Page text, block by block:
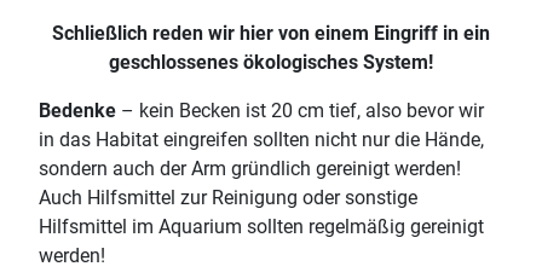
Schließlich reden wir hier von einem Eingriff in ein
geschlossenes ökologisches System!
Bedenke – kein Becken ist 20 cm tief, also bevor wir
in das Habitat eingreifen sollten nicht nur die Hände,
sondern auch der Arm gründlich gereinigt werden!
Auch Hilfsmittel zur Reinigung oder sonstige
Hilfsmittel im Aquarium sollten regelmäßig gereinigt
werden!